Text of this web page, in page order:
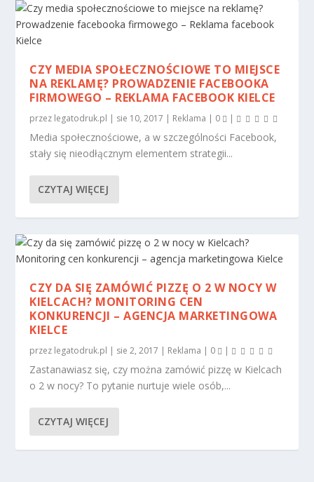
CZY MEDIA SPOŁECZNOŚCIOWE TO MIEJSCE
NA REKLAMĘ? PROWADZENIE FACEBOOKA
FIRMOWEGO – REKLAMA FACEBOOK KIELCE
przez legatodruk.pl | sie 10, 2017 | Reklama | 0 |
Media społecznościowe, a w szczególności Facebook,
stały się nieodłącznym elementem strategii...
CZYTAJ WIĘCEJ
CZY DA SIĘ ZAMÓWIĆ PIZZĘ O 2 W NOCY W
KIELCACH? MONITORING CEN
KONKURENCJI – AGENCJA MARKETINGOWA
KIELCE
przez legatodruk.pl | sie 2, 2017 | Reklama | 0 |
Zastanawiasz się, czy można zamówić pizzę w Kielcach
o 2 w nocy? To pytanie nurtuje wiele osób,...
CZYTAJ WIĘCEJ